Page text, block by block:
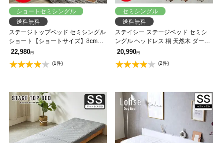
ショートセミシングル
送料無料
ステージトップベッド セミシングル
ショート【ショートサイズ】8cm厚
三つ折り 高反発ウレタンマットセッ
トヘッドレス ローベッド 耐荷重
350kg 天然木 北欧パイン材 フロア
22,980円
(1件)
セミシングル
送料無料
ステイシー ステージベッド セミシ
ングル ヘッドレス 桐 天然木 ダーク
ブラウン ナチュラル ローベッド フ
ロアベッド セミシングルベッド シ
ンプル コンパクト 省スペース 北欧
20,990円
(2件)